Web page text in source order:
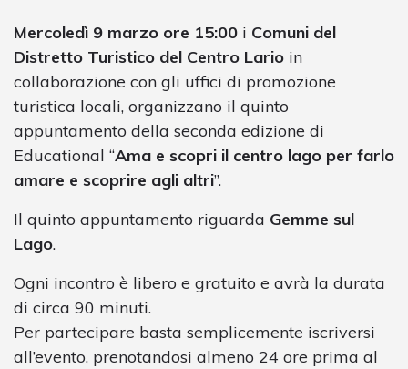
Mercoledì 9 marzo ore 15:00 i Comuni del
Distretto Turistico del Centro Lario in
collaborazione con gli uffici di promozione
turistica locali, organizzano il quinto
appuntamento della seconda edizione di
Educational “Ama e scopri il centro lago per farlo
amare e scoprire agli altri”.
Il quinto appuntamento riguarda Gemme sul
Lago.
Ogni incontro è libero e gratuito e avrà la durata
di circa 90 minuti.
Per partecipare basta semplicemente iscriversi
all’evento, prenotandosi almeno 24 ore prima al